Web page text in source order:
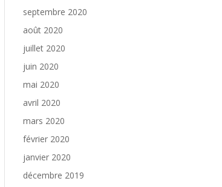
septembre 2020
août 2020
juillet 2020
juin 2020
mai 2020
avril 2020
mars 2020
février 2020
janvier 2020
décembre 2019